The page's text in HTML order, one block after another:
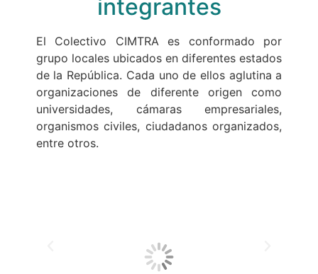
integrantes
El Colectivo CIMTRA es conformado por
grupo locales ubicados en diferentes estados
de la República. Cada uno de ellos aglutina a
organizaciones de diferente origen como
universidades, cámaras empresariales,
organismos civiles, ciudadanos organizados,
entre otros.